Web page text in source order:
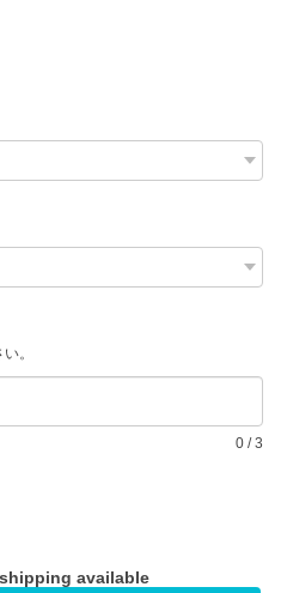
。
0 /3
available